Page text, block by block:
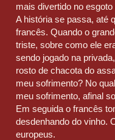
mais divertido no
A história se passa, até
francês. Quando o
triste, sobre como ele
sendo jogado na
rosto de chacota do
meu sofrimento? No
meu sofrimento, afinal
Em seguida o francês
desdenhando do vinho.
europeus.